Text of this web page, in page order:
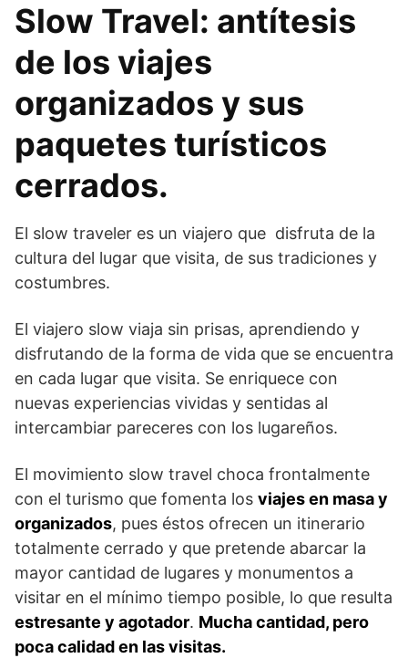
Slow Travel: antítesis
de los viajes
organizados y sus
paquetes turísticos
cerrados.
El slow traveler es un viajero que disfruta de la
cultura del lugar que visita, de sus tradiciones y
costumbres.
El viajero slow viaja sin prisas, aprendiendo y
disfrutando de la forma de vida que se encuentra
en cada lugar que visita. Se enriquece con
nuevas experiencias vividas y sentidas al
intercambiar pareceres con los lugareños.
El movimiento slow travel choca frontalmente
con el turismo que fomenta los viajes en masa y
organizados, pues éstos ofrecen un itinerario
totalmente cerrado y que pretende abarcar la
mayor cantidad de lugares y monumentos a
visitar en el mínimo tiempo posible, lo que resulta
estresante y agotador. Mucha cantidad, pero
poca calidad en las visitas.